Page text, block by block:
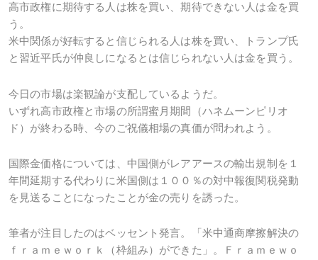
高市政権に期待する人は株を買い、期待できない人は金を買
う。
米中関係が好転すると信じられる人は株を買い、トランプ氏
と習近平氏が仲良しになるとは信じられない人は金を買う。
今日の市場は楽観論が支配しているようだ。
いずれ高市政権と市場の所謂蜜月期間（ハネムーンピリオ
ド）が終わる時、今のご祝儀相場の真価が問われよう。
国際金価格については、中国側がレアアースの輸出規制を１
年間延期する代わりに米国側は１００％の対中報復関税発動
を見送ることになったことが金の売りを誘った。
筆者が注目したのはベッセント発言。「米中通商摩擦解決の
ｆｒａｍｅｗｏｒｋ（枠組み）ができた」。Ｆｒａｍｅｗｏ